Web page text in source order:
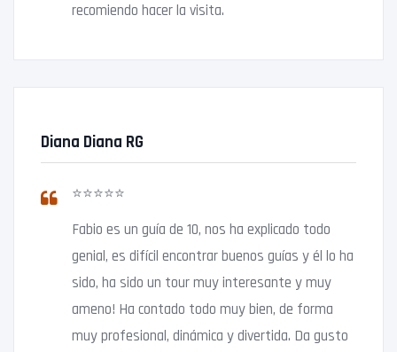
recomiendo hacer la visita.
Diana Diana RG
⭐⭐⭐⭐⭐
Fabio es un guía de 10, nos ha explicado todo
genial, es difícil encontrar buenos guías y él lo ha
sido, ha sido un tour muy interesante y muy
ameno! Ha contado todo muy bien, de forma
muy profesional, dinámica y divertida. Da gusto